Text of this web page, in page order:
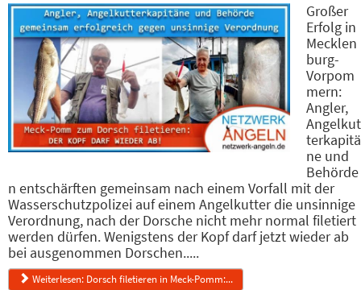
Großer
Erfolg in
Mecklen
burg-
Vorpom
mern:
Angler,
Angelkut
terkapitä
ne und
Behörde
n entschärften gemeinsam nach einem Vorfall mit der
Wasserschutzpolizei auf einem Angelkutter die unsinnige
Verordnung, nach der Dorsche nicht mehr normal filetiert
werden dürfen. Wenigstens der Kopf darf jetzt wieder ab
bei ausgenommen Dorschen.....
Weiterlesen: Dorsch filetieren in Meck-Pomm:...